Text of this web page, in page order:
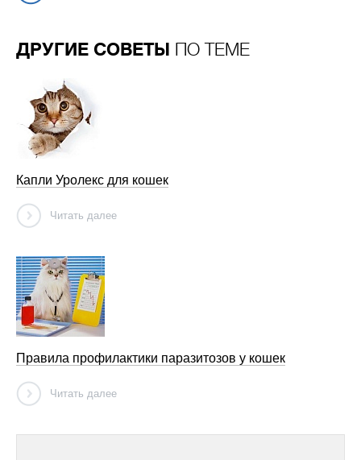
ДРУГИЕ СОВЕТЫ ПО ТЕМЕ
Капли Уролекс для кошек
Читать далее
Правила профилактики паразитозов у кошек
Читать далее